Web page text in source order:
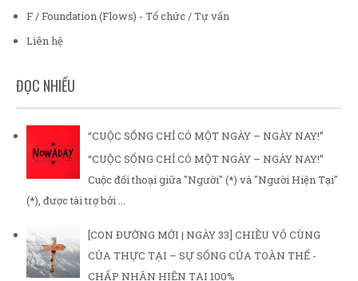
F / Foundation (Flows) - Tổ chức / Tự vấn
Liên hệ
ĐỌC NHIỀU
“CUỘC SỐNG CHỈ CÓ MỘT NGÀY – NGÀY NAY!”
“CUỘC SỐNG CHỈ CÓ MỘT NGÀY – NGÀY NAY!”
Cuộc đối thoại giữa "Người" (*) và "Người Hiện Tại"
(*), được tài trợ bởi ...
[CON ĐƯỜNG MỚI | NGÀY 33] CHIỀU VÔ CÙNG
CỦA THỰC TẠI – SỰ SỐNG CỦA TOÀN THỂ -
CHẤP NHẬN HIỆN TẠI 100%